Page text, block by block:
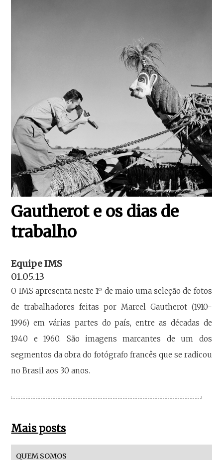
Gautherot e os dias de
trabalho
Equipe IMS
01.05.13
O IMS apresenta neste 1º de maio uma seleção de fotos
de trabalhadores feitas por Marcel Gautherot (1910-
1996) em várias partes do país, entre as décadas de
1940 e 1960. São imagens marcantes de um dos
segmentos da obra do fotógrafo francês que se radicou
no Brasil aos 30 anos.
Mais posts
QUEM SOMOS